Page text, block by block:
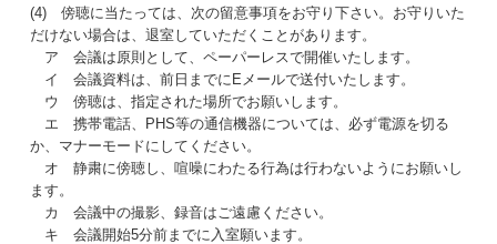
(4) 傍聴に当たっては、次の留意事項をお守り下さい。お守りいた
だけない場合は、退室していただくことがあります。
ア 会議は原則として、ペーパーレスで開催いたします。
イ 会議資料は、前日までにEメールで送付いたします。
ウ 傍聴は、指定された場所でお願いします。
エ 携帯電話、PHS等の通信機器については、必ず電源を切る
か、マナーモードにしてください。
オ 静粛に傍聴し、喧噪にわたる行為は行わないようにお願いし
ます。
カ 会議中の撮影、録音はご遠慮ください。
キ 会議開始5分前までに入室願います。